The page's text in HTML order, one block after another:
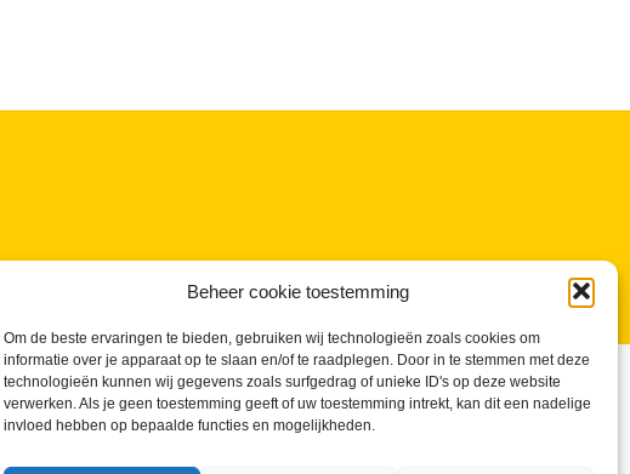
Beheer cookie toestemming
Om de beste ervaringen te bieden, gebruiken wij technologieën zoals cookies om
informatie over je apparaat op te slaan en/of te raadplegen. Door in te stemmen met deze
technologieën kunnen wij gegevens zoals surfgedrag of unieke ID's op deze website
verwerken. Als je geen toestemming geeft of uw toestemming intrekt, kan dit een nadelige
invloed hebben op bepaalde functies en mogelijkheden.